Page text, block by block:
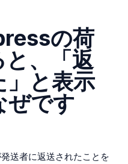
の荷
、「返
と表示
ぜです
送者に返送されたことを